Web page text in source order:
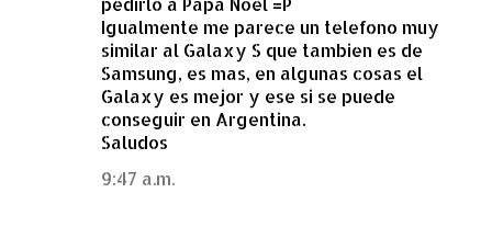
Igualmente me parece un telefono muy
similar al Galaxy S que tambien es de
Samsung, es mas, en algunas cosas el
Galaxy es mejor y ese si se puede
conseguir en Argentina.
Saludos
9:47 a.m.